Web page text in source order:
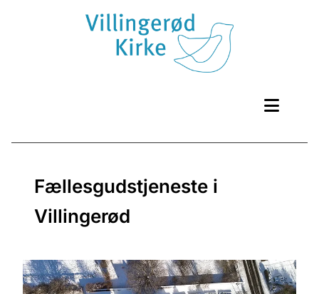
Fællesgudstjeneste i
Villingerød